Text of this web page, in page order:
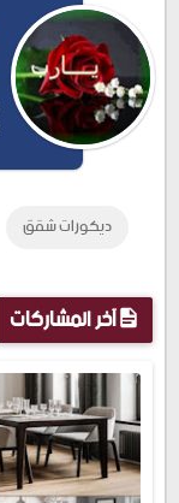
ديكورات شقق
آخر المشاركات